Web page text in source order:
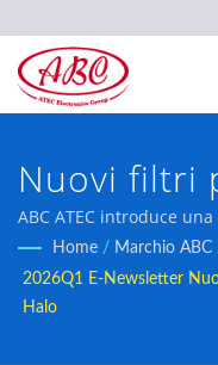
Nuovi filtri
LTCC per
HaLow
ABC ATEC introduce
supporta le città
l'agricoltura intelligente
banda di frequenza GPS.
Home / Marchio ABC
2026Q1 E-Newsletter
Halo